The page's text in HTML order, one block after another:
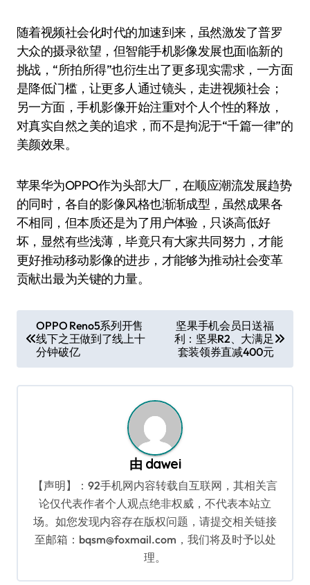
随着视频社会化时代的加速到来，虽然激发了普罗
大众的摄录欲望，但智能手机影像发展也面临新的
挑战，“所拍所得”也衍生出了更多现实需求，一方面
是降低门槛，让更多人通过镜头，走进视频社会；
另一方面，手机影像开始注重对个人个性的释放，
对真实自然之美的追求，而不是拘泥于“千篇一律”的
美颜效果。
苹果华为OPPO作为头部大厂，在顺应潮流发展趋势
的同时，各自的影像风格也渐渐成型，虽然成果各
不相同，但本质还是为了用户体验，只谈高低好
坏，显然有些浅薄，毕竟只有大家共同努力，才能
更好推动移动影像的进步，才能够为推动社会变革
贡献出最为关键的力量。
章
导
航
OPPO Reno5系列开售
线下之王做到了线上十
分钟破亿
坚果手机会员日送福
利：坚果R2、大满足
套装领券直减400元
由 dawei
【声明】：92手机网内容转载自互联网，其相关言
论仅代表作者个人观点绝非权威，不代表本站立
场。如您发现内容存在版权问题，请提交相关链接
至邮箱：bqsm@foxmail.com，我们将及时予以处
理。